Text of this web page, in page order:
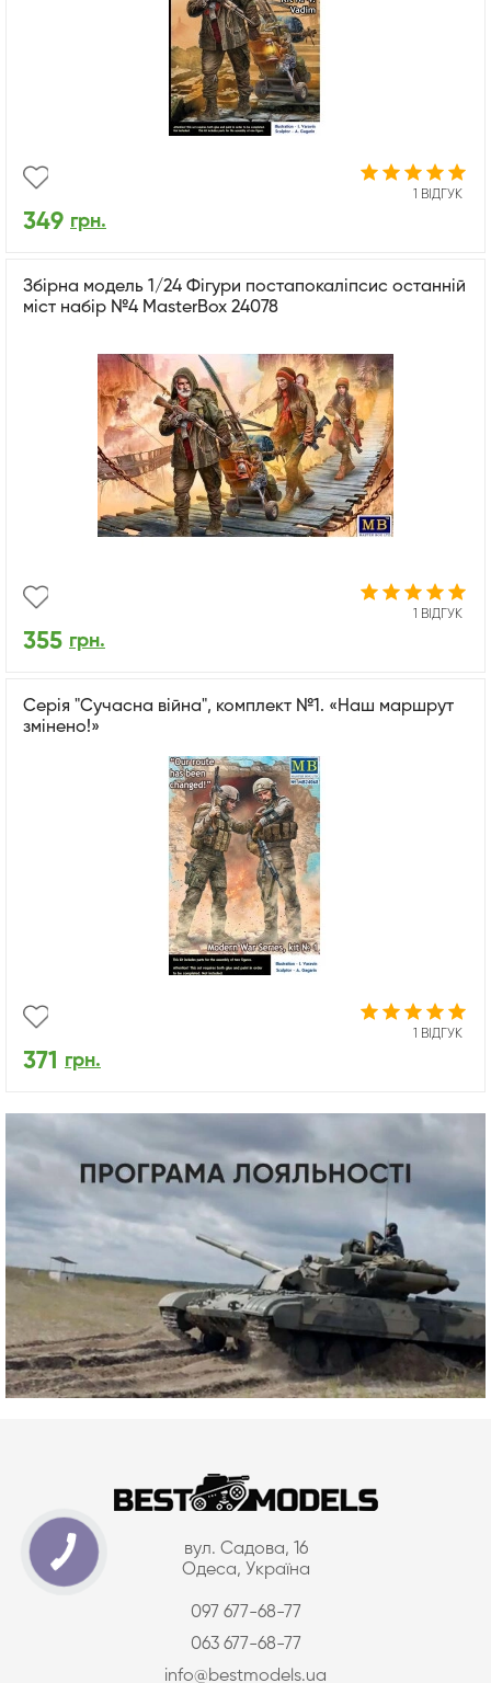
1 ВІДГУК
349 грн.
Збірна модель 1/24 Фігури постапокаліпсис останній
міст набір №4 MasterBox 24078
1 ВІДГУК
355 грн.
Серія "Сучасна війна", комплект №1. «Наш маршрут
змінено!»
1 ВІДГУК
371 грн.
вул. Садова, 16
Одеса, Україна
097 677-68-77
063 677-68-77
info@bestmodels.ua